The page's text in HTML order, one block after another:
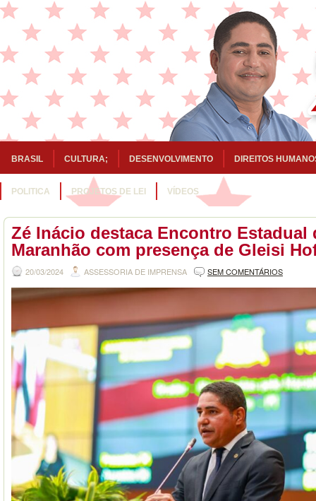
BRASIL CULTURA; DESENVOLVIMENTO DIREITOS
POLITICA PROJETOS DE LEI VÍDEOS
Zé Inácio destaca Encontro Estadual
Maranhão com presença de Gleisi
20/03/2024 ASSESSORIA DE IMPRENSA SEM COMENTÁRIOS